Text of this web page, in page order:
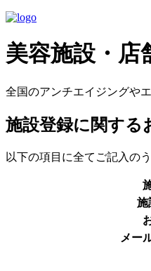
美容施設・店
全国のアンチエイジングや
施設登録に関する
以下の項目に全てご記入の
施
メー